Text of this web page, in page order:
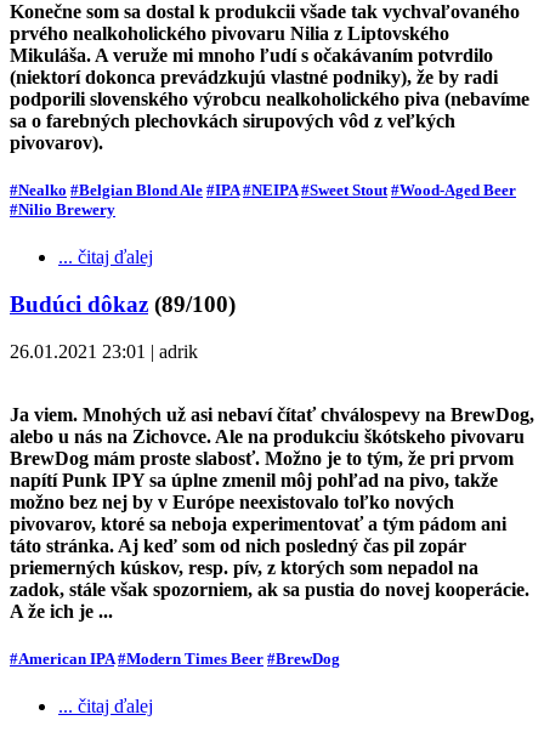
Konečne som sa dostal k produkcii všade tak vychvaľovaného
prvého nealkoholického pivovaru Nilia z Liptovského
Mikuláša. A veruže mi mnoho ľudí s očakávaním potvrdilo
(niektorí dokonca prevádzkujú vlastné podniky), že by radi
podporili slovenského výrobcu nealkoholického piva (nebavíme
sa o farebných plechovkách sirupových vôd z veľkých
pivovarov).
#Nealko #Belgian Blond Ale #IPA #NEIPA #Sweet Stout #Wood-Aged Beer
#Nilio Brewery
... čitaj ďalej
Budúci dôkaz (89/100)
26.01.2021 23:01 | adrik
Ja viem. Mnohých už asi nebaví čítať chválospevy na BrewDog,
alebo u nás na Zichovce. Ale na produkciu škótskeho pivovaru
BrewDog mám proste slabosť. Možno je to tým, že pri prvom
napítí Punk IPY sa úplne zmenil môj pohľad na pivo, takže
možno bez nej by v Európe neexistovalo toľko nových
pivovarov, ktoré sa neboja experimentovať a tým pádom ani
táto stránka. Aj keď som od nich posledný čas pil zopár
priemerných kúskov, resp. pív, z ktorých som nepadol na
zadok, stále však spozorniem, ak sa pustia do novej kooperácie.
A že ich je ...
#American IPA #Modern Times Beer #BrewDog
... čitaj ďalej